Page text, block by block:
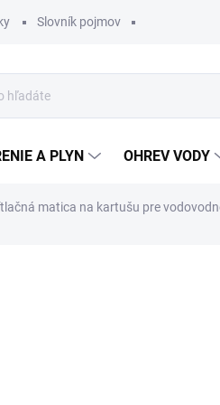
Slovník pojmov
A PLYN OHREV VODY
matica na kartušu pre